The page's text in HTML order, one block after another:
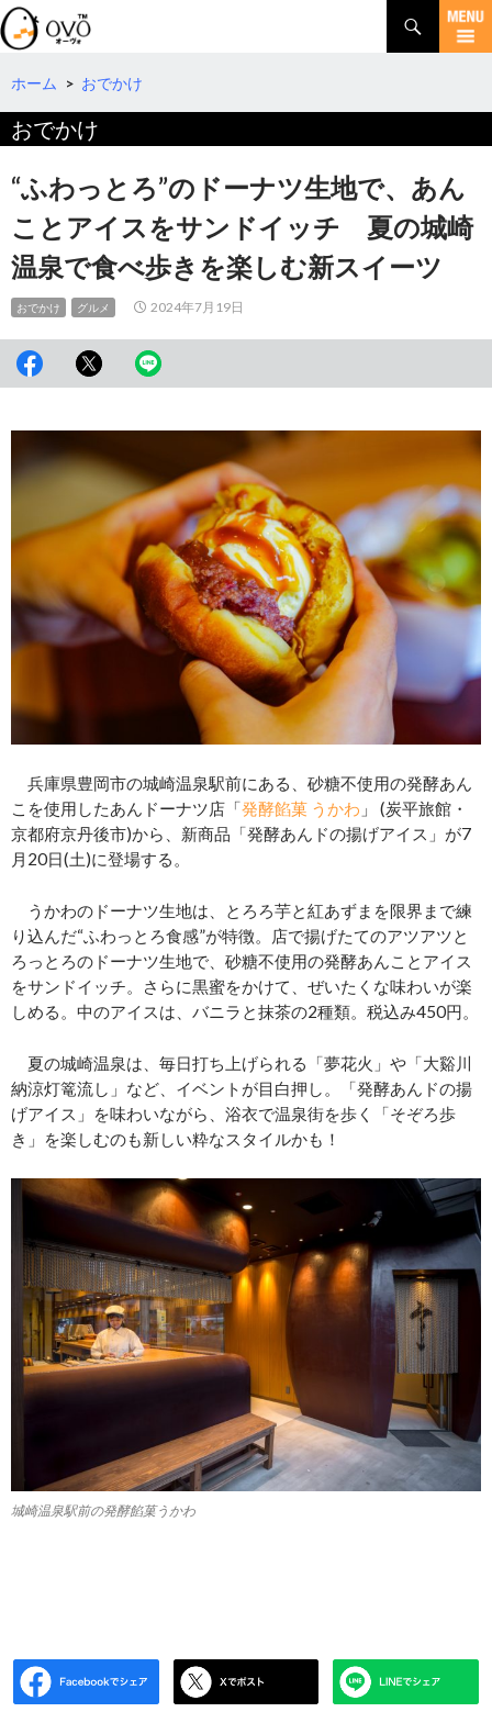
検
索
コ
テ
ツ
へ
移
ホーム > おでかけ
おでかけ
“ふわっとろ”のドーナツ生地で、あん
ことアイスをサンドイッチ 夏の城崎
温泉で食べ歩きを楽しむ新スイーツ
おでかけ グルメ 2024年7月19日
兵庫県豊岡市の城崎温泉駅前にある、砂糖不使用の発酵あん
こを使用したあんドーナツ店「発酵餡菓 うかわ 」 (炭平旅館・
京都府京丹後市)から、新商品「発酵あんドの揚げアイス」が7
月20日(土)に登場する。
うかわのドーナツ生地は、とろろ芋と紅あずまを限界まで練
り込んだ“ふわっとろ食感”が特徴。店で揚げたてのアツアツと
ろっとろのドーナツ生地で、砂糖不使用の発酵あんことアイス
をサンドイッチ。さらに黒蜜をかけて、ぜいたくな味わいが楽
しめる。中のアイスは、バニラと抹茶の2種類。税込み450円。
夏の城崎温泉は、毎日打ち上げられる「夢花火」や「大谿川
納涼灯篭流し」など、イベントが目白押し。「発酵あんドの揚
げアイス」を味わいながら、浴衣で温泉街を歩く「そぞろ歩
き」を楽しむのも新しい粋なスタイルかも！
城崎温泉駅前の発酵餡菓うかわ